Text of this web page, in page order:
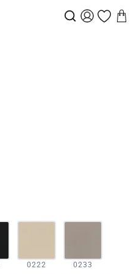
0222 0233